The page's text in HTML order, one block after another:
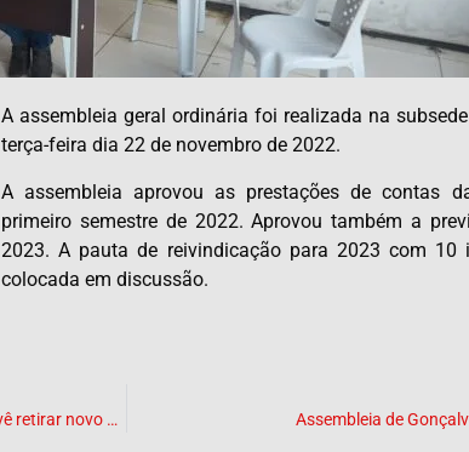
A assembleia geral ordinária foi realizada na
terça-feira dia 22 de novembro de 2022.
A assembleia aprovou as prestações de contas
primeiro semestre de 2022. Aprovou também a
2023. A pauta de reivindicação para 2023 com 10
colocada em discussão.
Alckmin entrega minuta da PEC da Transição, que prevê retirar novo Bolsa Família do teto de gastos Assembleia de